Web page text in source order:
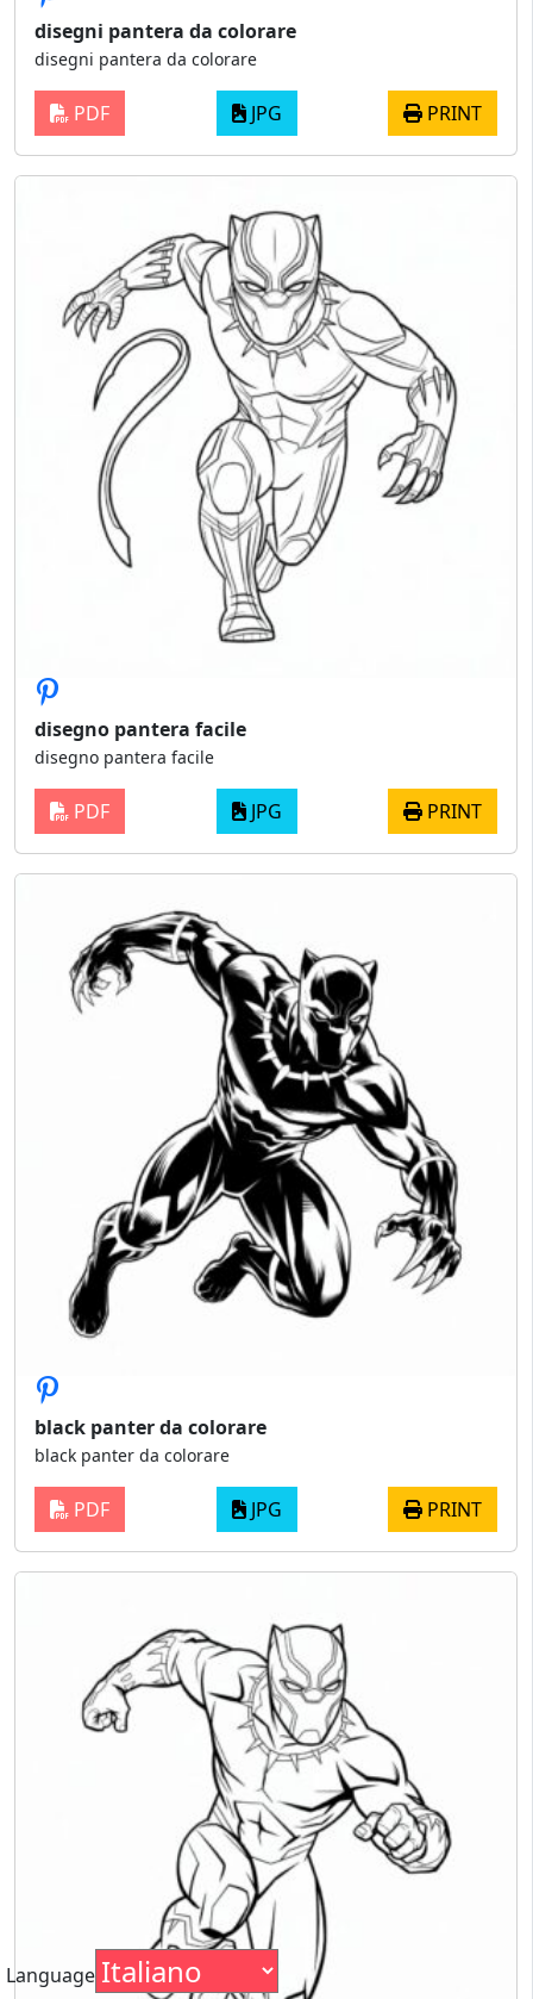
disegni pantera da colorare
disegni pantera da colorare
PDF JPG PRINT
disegno pantera facile
disegno pantera facile
PDF JPG PRINT
black panter da colorare
black panter da colorare
PDF JPG PRINT
Language